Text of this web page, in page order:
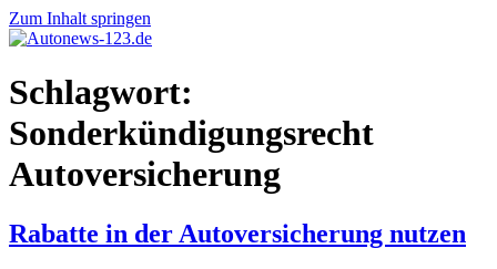
Zum Inhalt springen
Autonews-
123.de
Autonews
mit
Schlagwort:
Sonderkündigungsrecht
Autoversicherung
Rabatte in der Autoversicherung nutzen